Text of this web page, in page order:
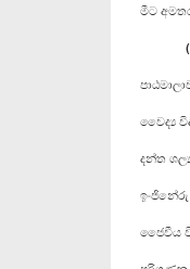
මීට
වෛද්‍ය
දන්ත ශල්‍ය
ඉංජිනේරු
ජෛවීය